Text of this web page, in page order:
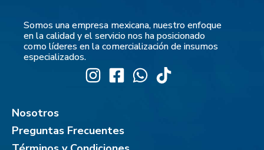
Somos una empresa mexicana, nuestro enfoque
en la calidad y el servicio nos ha posicionado
como líderes en la comercialización de insumos
especializados.
Nosotros
Preguntas Frecuentes